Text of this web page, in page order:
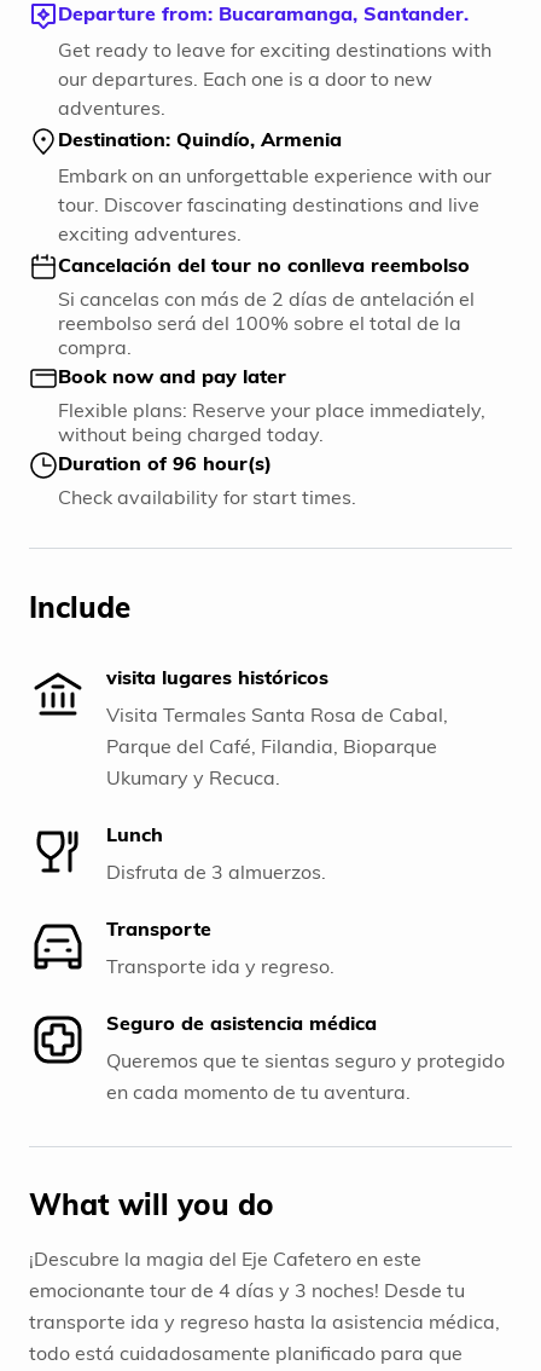
Departure from: Bucaramanga, Santander.
Get ready to leave for exciting destinations with
our departures. Each one is a door to new
adventures.
Destination: Quindío, Armenia
Embark on an unforgettable experience with our
tour. Discover fascinating destinations and live
exciting adventures.
Cancelación del tour no conlleva reembolso
Si cancelas con más de 2 días de antelación el
reembolso será del 100% sobre el total de la
compra.
Book now and pay later
Flexible plans: Reserve your place immediately,
without being charged today.
Duration of 96 hour(s)
Check availability for start times.
Include
visita lugares históricos
Visita Termales Santa Rosa de Cabal,
Parque del Café, Filandia, Bioparque
Ukumary y Recuca.
Lunch
Disfruta de 3 almuerzos.
Transporte
Transporte ida y regreso.
Seguro de asistencia médica
Queremos que te sientas seguro y protegido
en cada momento de tu aventura.
What will you do
¡Descubre la magia del Eje Cafetero en este
emocionante tour de 4 días y 3 noches! Desde tu
transporte ida y regreso hasta la asistencia médica,
todo está cuidadosamente planificado para que